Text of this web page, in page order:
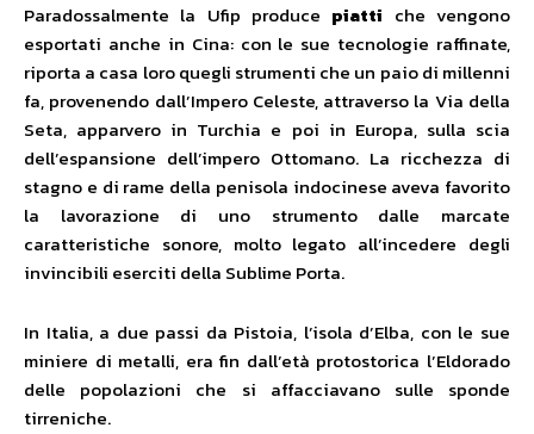
Paradossalmente la Ufip produce piatti che vengono
esportati anche in Cina: con le sue tecnologie raffinate,
riporta a casa loro quegli strumenti che un paio di millenni
fa, provenendo dall’Impero Celeste, attraverso la Via della
Seta, apparvero in Turchia e poi in Europa, sulla scia
dell’espansione dell’impero Ottomano. La ricchezza di
stagno e di rame della penisola indocinese aveva favorito
la lavorazione di uno strumento dalle marcate
caratteristiche sonore, molto legato all’incedere degli
invincibili eserciti della Sublime Porta.
In Italia, a due passi da Pistoia, l’isola d’Elba, con le sue
miniere di metalli, era fin dall’età protostorica l’Eldorado
delle popolazioni che si affacciavano sulle sponde
tirreniche.